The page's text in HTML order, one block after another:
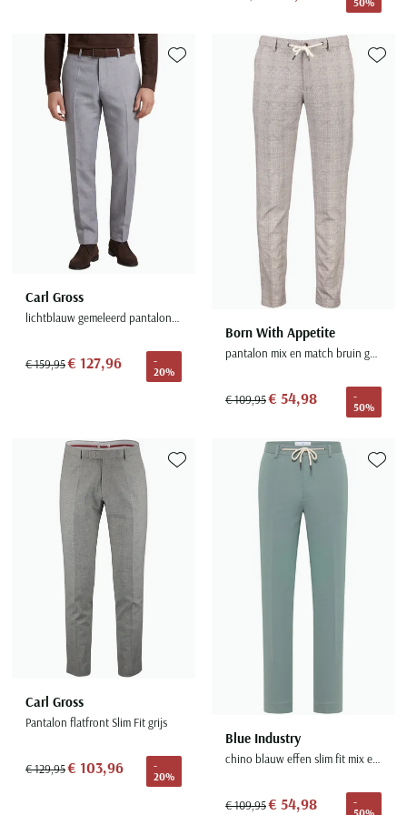
Carl Gross
lichtblauw gemeleerd pantalon zonder omslag
€ 159,95€ 127,96
-
20%
Toevoegen aan favorieten
Born With Appetite
pantalon mix en match bruin geruit
€ 109,95€ 54,98
-
50%
Carl Gross
Pantalon flatfront Slim Fit grijs
€ 129,95€ 103,96
-
20%
Toevoegen aan favorieten
Blue Industry
chino blauw effen slim fit mix en match
€ 109,95€ 54,98
-